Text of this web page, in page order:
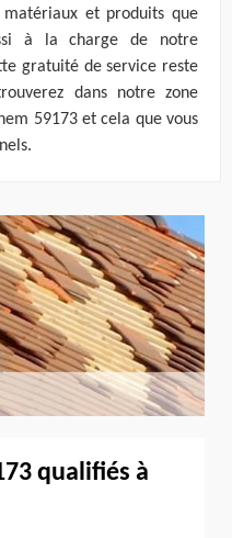
et produits que
à la charge de notre
gratuité de service reste
dans notre zone
59173 et cela que vous
qualifiés à